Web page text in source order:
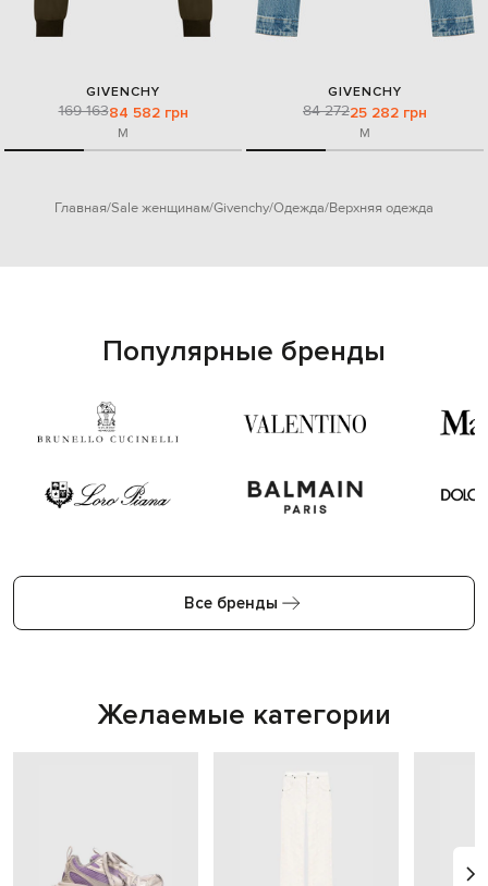
GIVENCHY
169 16384 582 грн
M
GIVENCHY
84 27225 282 грн
M
Главная Sale женщинам Givenchy Одежда Верхняя одежда
Популярные бренды
Все бренды
Желаемые категории